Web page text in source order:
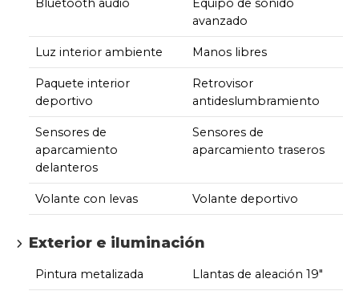
Bluetooth audio
Equipo de sonido
avanzado
Luz interior ambiente Manos libres
Paquete interior
deportivo
Retrovisor
antideslumbramiento
Sensores de
aparcamiento
delanteros
Sensores de
aparcamiento traseros
Volante con levas Volante deportivo
Exterior e iluminación
Pintura metalizada Llantas de aleación 19"